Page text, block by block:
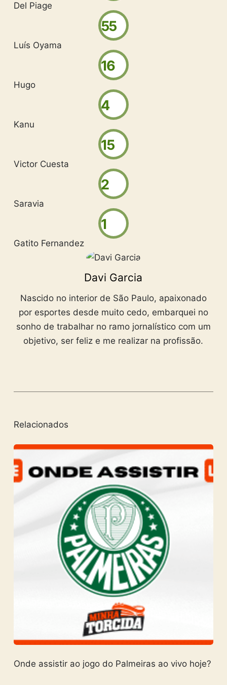
Del Piage
55
Luís Oyama
16
Hugo
4
Kanu
15
Victor Cuesta
2
Saravia
1
Gatito Fernandez
Davi Garcia
Nascido no interior de São Paulo, apaixonado
por esportes desde muito cedo, embarquei no
sonho de trabalhar no ramo jornalístico com um
objetivo, ser feliz e me realizar na profissão.
Relacionados
Onde assistir ao jogo do Palmeiras ao vivo hoje?